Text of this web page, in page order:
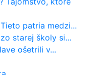
patria medzi...
starej školy si...
ošetrili v...